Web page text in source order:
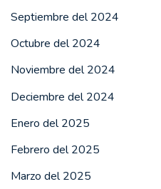
Septiembre del 2024
Octubre del 2024
Noviembre del 2024
Deciembre del 2024
Enero del 2025
Febrero del 2025
Marzo del 2025